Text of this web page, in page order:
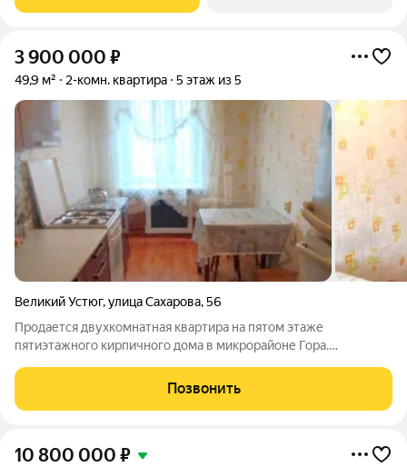
3 900 000 ₽
49,9 м² 2-комн. квартира 5 этаж из 5
Великий Устюг,улица Сахарова,56
Продается двухкомнатная квартира на пятом этаже
пятиэтажного кирпичного дома в микрорайоне Гора.
комнаты, просторные и светлые, расположены на разные
стороны, что обеспечивает хорошую инсоляцию и
Позвонить
10 800 000 ₽